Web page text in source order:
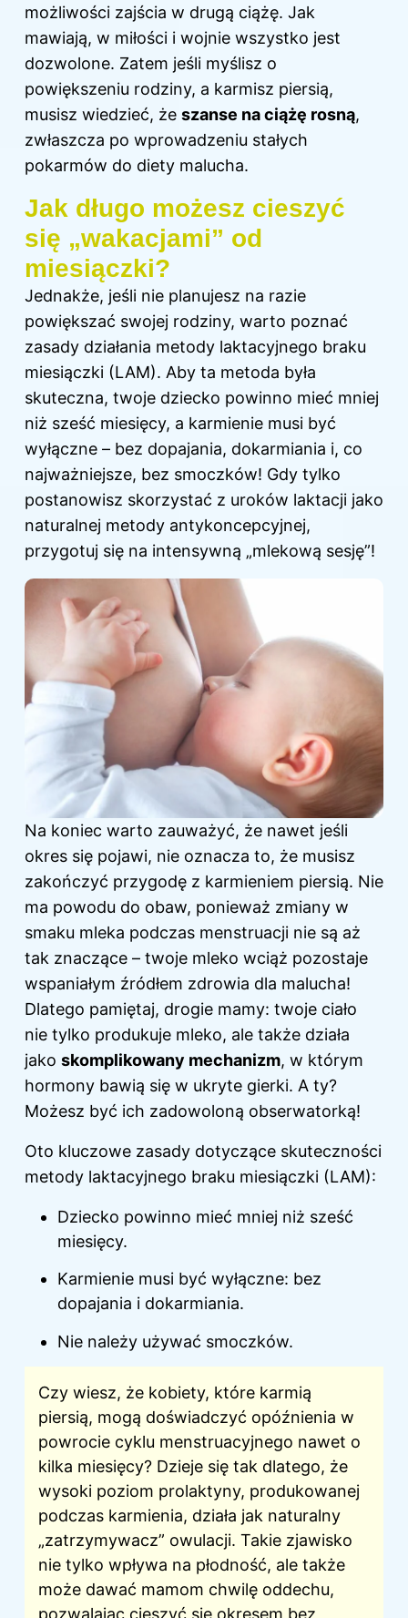
możliwości zajścia w drugą ciążę. Jak
mawiają, w miłości i wojnie wszystko jest
dozwolone. Zatem jeśli myślisz o
powiększeniu rodziny, a karmisz piersią,
musisz wiedzieć, że szanse na ciążę rosną,
zwłaszcza po wprowadzeniu stałych
pokarmów do diety malucha.
Jak długo możesz cieszyć
się „wakacjami” od
miesiączki?
Jednakże, jeśli nie planujesz na razie
powiększać swojej rodziny, warto poznać
zasady działania metody laktacyjnego braku
miesiączki (LAM). Aby ta metoda była
skuteczna, twoje dziecko powinno mieć mniej
niż sześć miesięcy, a karmienie musi być
wyłączne – bez dopajania, dokarmiania i, co
najważniejsze, bez smoczków! Gdy tylko
postanowisz skorzystać z uroków laktacji jako
naturalnej metody antykoncepcyjnej,
przygotuj się na intensywną „mlekową sesję”!
Na koniec warto zauważyć, że nawet jeśli
okres się pojawi, nie oznacza to, że musisz
zakończyć przygodę z karmieniem piersią. Nie
ma powodu do obaw, ponieważ zmiany w
smaku mleka podczas menstruacji nie są aż
tak znaczące – twoje mleko wciąż pozostaje
wspaniałym źródłem zdrowia dla malucha!
Dlatego pamiętaj, drogie mamy: twoje ciało
nie tylko produkuje mleko, ale także działa
jako skomplikowany mechanizm, w którym
hormony bawią się w ukryte gierki. A ty?
Możesz być ich zadowoloną obserwatorką!
Oto kluczowe zasady dotyczące skuteczności
metody laktacyjnego braku miesiączki (LAM):
Dziecko powinno mieć mniej niż sześć
miesięcy.
Karmienie musi być wyłączne: bez
dopajania i dokarmiania.
Nie należy używać smoczków.
Czy wiesz, że kobiety, które karmią
piersią, mogą doświadczyć opóźnienia w
powrocie cyklu menstruacyjnego nawet o
kilka miesięcy? Dzieje się tak dlatego, że
wysoki poziom prolaktyny, produkowanej
podczas karmienia, działa jak naturalny
„zatrzymywacz” owulacji. Takie zjawisko
nie tylko wpływa na płodność, ale także
może dawać mamom chwilę oddechu,
pozwalając cieszyć się okresem bez